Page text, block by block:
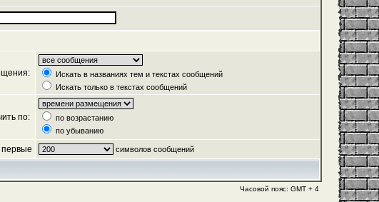
Искать в названиях тем и текстах сообщений
Искать только в текстах сообщений
по:
по возрастанию
по убыванию
первые символов сообщений
Часовой пояс: GMT + 4